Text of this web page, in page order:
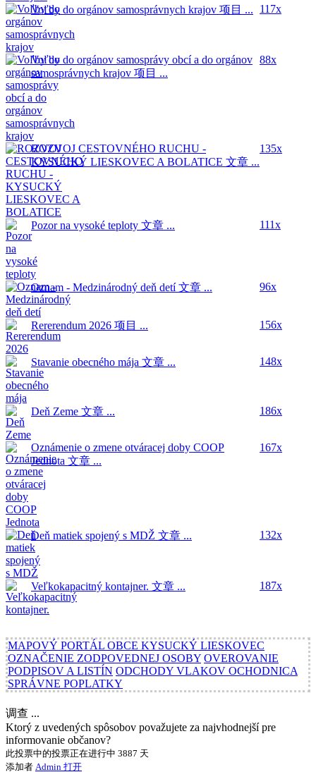
Voľby do orgánov samosprávnych krajov 项目 ... 117x
Voľby do orgánov samosprávy obcí a do orgánov
samosprávnych krajov 项目 ...
88x
ROZVOJ CESTOVNÉHO RUCHU -
KYSUCKÝ LIESKOVEC A BOLATICE 文章 ...
135x
Pozor na vysoké teploty 文章 ... 111x
Oznam - Medzinárodný deň detí文章 ... 96x
Rererendum 2026 项目 ... 156x
Stavanie obecného mája 文章 ... 148x
Deň Zeme 文章 ... 186x
Oznámenie o zmene otváracej doby COOP
Jednota 文章 ...
167x
Deň matiek spojený s MDŽ 文章 ... 132x
Veľkokapacitný kontajner. 文章 ... 187x
MAPOVÝ PORTÁL OBCE KYSUCKÝ LIESKOVEC
OZNAČENIE ZODPOVEDNEJ OSOBY OVEROVANIE
PODPISOV A LISTÍN ODCHODY VLAKOV OCHODNICA
SPRÁVNE POPLATKY
调查 ...
Ktorý z uvedených spôsobov považujete za najvhodnejší pre
informovanie občanov?
此投票中的投票正在进行中 3887 天
添加者 Admin 打开